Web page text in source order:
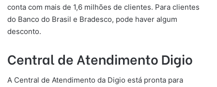
conta com mais de 1,6 milhões de clientes. Para clientes
do Banco do Brasil e Bradesco, pode haver algum
desconto.
Central de Atendimento Digio
A Central de Atendimento da Digio está pronta para